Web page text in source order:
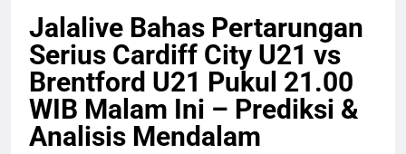
Jalalive Bahas Pertarungan
Serius Cardiff City U21 vs
Brentford U21 Pukul 21.00
WIB Malam Ini – Prediksi &
Analisis Mendalam